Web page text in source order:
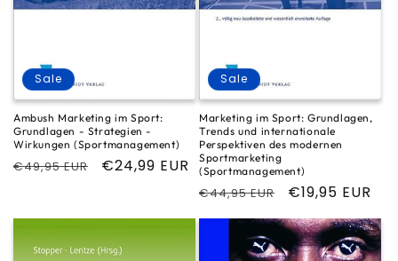
Sale
Ambush Marketing im Sport:
Grundlagen - Strategien -
Wirkungen (Sportmanagement)
Normaler
€49,95 EUR Verkaufspreis
€24,99 EUR
Sale
Marketing im Sport: Grundlagen,
Trends und internationale
Perspektiven des modernen
Sportmarketing
(Sportmanagement)
Normaler
Preis
€44,95 EUR Verkaufspreis
€19,95 EUR